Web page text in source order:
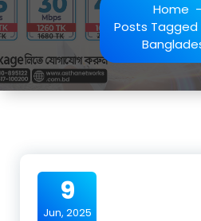
Home -
Posts Tagged
9
Jun, 2025